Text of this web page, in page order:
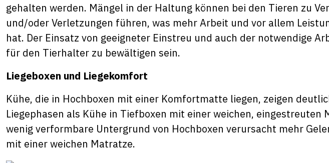
gehalten werden. Mängel in der Haltung können bei den Tieren zu
und/oder Verletzungen führen, was mehr Arbeit und vor allem
hat. Der Einsatz von geeigneter Einstreu und auch der notwendige
für den Tierhalter zu bewältigen sein.
Liegeboxen und Liegekomfort
Kühe, die in Hochboxen mit einer Komfortmatte liegen, zeigen
Liegephasen als Kühe in Tiefboxen mit einer weichen, eingestreuten
wenig verformbare Untergrund von Hochboxen verursacht mehr
mit einer weichen Matratze.